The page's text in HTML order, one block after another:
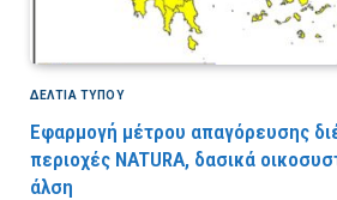
ΔΕΛΤΙΑ ΤΥΠΟΥ
Εφαρμογή μέτρου απαγόρευσης
περιοχές NATURA, δασικά
άλση